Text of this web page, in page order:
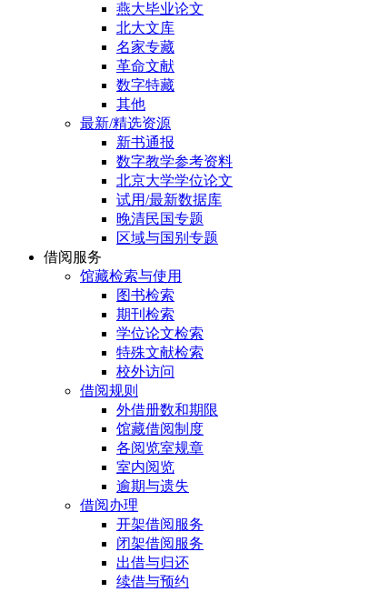
燕大毕业论文
北大文库
名家专藏
革命文献
数字特藏
其他
最新/精选资源
新书通报
数字教学参考资料
北京大学学位论文
试用/最新数据库
晚清民国专题
区域与国别专题
借阅服务
馆藏检索与使用
图书检索
期刊检索
学位论文检索
特殊文献检索
校外访问
借阅规则
外借册数和期限
馆藏借阅制度
各阅览室规章
室内阅览
逾期与遗失
借阅办理
开架借阅服务
闭架借阅服务
出借与归还
续借与预约